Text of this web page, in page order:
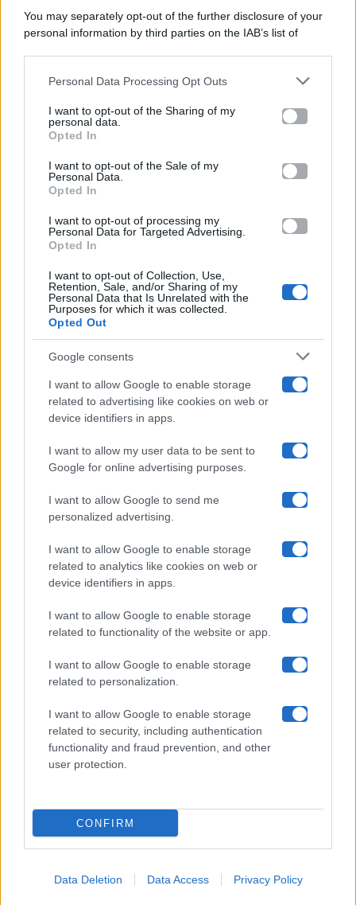
You may separately opt-out of the further disclosure of your
personal information by third parties on the IAB’s list of
This information may also be disclosed by us to third parties
disclose it to other third parties.
Please note that this website/app uses one or more Google
services and may gather and store information including but
not limited to your visit or usage behaviour. You may click to
grant or deny consent to Google and its third-party tags to
consent section.
Personal Data Processing Opt Outs
I want to opt-out of the Sharing of my
personal data.
Opted In
I want to opt-out of the Sale of my
Personal Data.
Opted In
I want to opt-out of processing my
Personal Data for Targeted Advertising.
Opted In
I want to opt-out of Collection, Use,
Retention, Sale, and/or Sharing of my
Personal Data that Is Unrelated with the
Purposes for which it was collected.
Opted Out
Google consents
I want to allow Google to enable storage
related to advertising like cookies on web or
device identifiers in apps.
I want to allow my user data to be sent to
Google for online advertising purposes.
I want to allow Google to send me
personalized advertising.
I want to allow Google to enable storage
related to analytics like cookies on web or
device identifiers in apps.
I want to allow Google to enable storage
related to functionality of the website or app.
I want to allow Google to enable storage
related to personalization.
I want to allow Google to enable storage
related to security, including authentication
functionality and fraud prevention, and other
user protection.
CONFIRM
Data Deletion Data Access Privacy Policy
Categorie
Gossip
Televisione
Programmi TV
Amici
Ballando Con Le Stelle
Grande Fratello
Isola Dei Famosi
Uomini E Donne
Maste S.r.l.
Chi siamo
Collabora con noi
Contatti
Privacy Policy
Cookie Policy
Preferenze Privacy- Riproduzione riservata - Photo
Credits: Le immagini presenti in questo sito sono di
proprietà di Maste Srl
facebookinstagram